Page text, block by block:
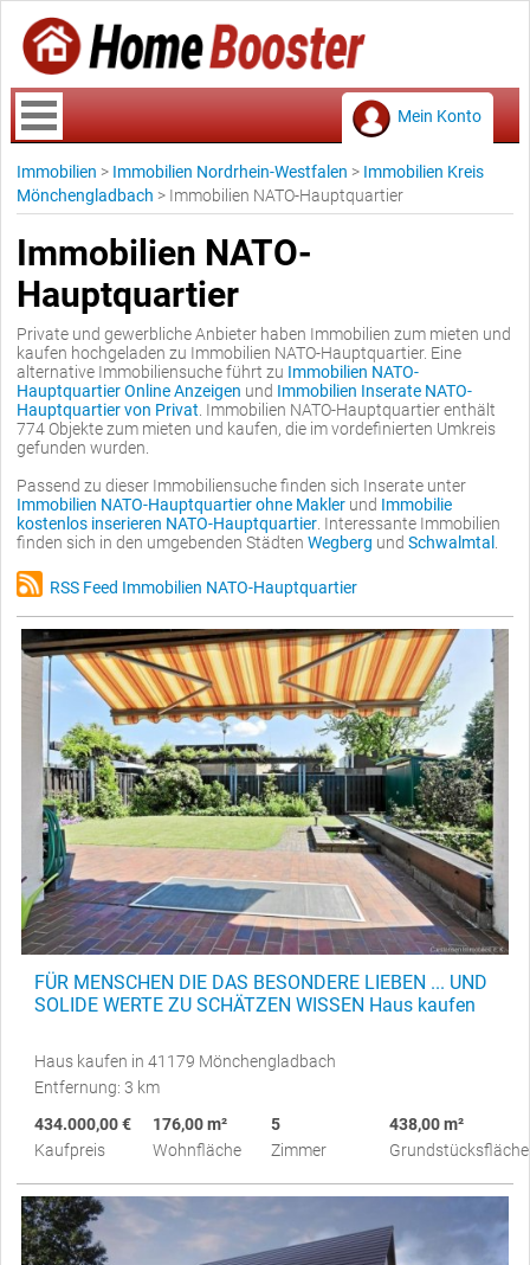
Mein Konto
Immobilien > Immobilien Nordrhein-Westfalen > Immobilien Kreis
Mönchengladbach > Immobilien NATO-Hauptquartier
Immobilien NATO-
Hauptquartier
Private und gewerbliche Anbieter haben Immobilien zum mieten und
kaufen hochgeladen zu Immobilien NATO-Hauptquartier. Eine
alternative Immobiliensuche führt zu Immobilien NATO-
Hauptquartier Online Anzeigen und Immobilien Inserate NATO-
Hauptquartier von Privat . Immobilien NATO-Hauptquartier enthält
774 Objekte zum mieten und kaufen, die im vordefinierten Umkreis
gefunden wurden.
Passend zu dieser Immobiliensuche finden sich Inserate unter
Immobilien NATO-Hauptquartier ohne Makler und Immobilie
kostenlos inserieren NATO-Hauptquartier . Interessante Immobilien
finden sich in den umgebenden Städten Wegberg und Schwalmtal
RSS Feed Immobilien NATO-Hauptquartier
FÜR MENSCHEN DIE DAS BESONDERE LIEBEN ... UND
SOLIDE WERTE ZU SCHÄTZEN WISSEN Haus kaufen
Haus kaufen in 41179 Mönchengladbach
Entfernung: 3 km
434.000,00 €
Kaufpreis
176,00 m²
Wohnfläche
5
Zimmer
438,00 m²
Grundstücksfläche